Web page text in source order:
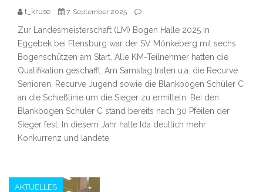
t_kruse 7. September 2025
Zur Landesmeisterschaft (LM) Bogen Halle 2025 in
Eggebek bei Flensburg war der SV Mönkeberg mit sechs
Bogenschützen am Start. Alle KM-Teilnehmer hatten die
Qualifikation geschafft. Am Samstag traten u.a. die Recurve
Senioren, Recurve Jugend sowie die Blankbogen Schüler C
an die Schießlinie um die Sieger zu ermitteln. Bei den
Blankbogen Schüler C stand bereits nach 30 Pfeilen der
Sieger fest. In diesem Jahr hatte Ida deutlich mehr
Konkurrenz und landete
AKTUELLES